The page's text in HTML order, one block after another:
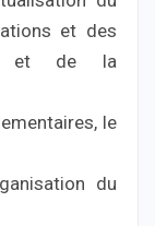
et des
et de la
le
du